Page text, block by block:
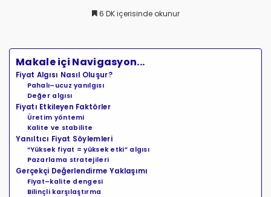
6 DK içerisinde okunur
Makale içi Navigasyon...
Fiyat Algısı Nasıl Oluşur?
Pahalı–ucuz yanılgısı
Değer algısı
Fiyatı Etkileyen Faktörler
Üretim yöntemi
Kalite ve stabilite
Yanıltıcı Fiyat Söylemleri
“Yüksek fiyat = yüksek etki” algısı
Pazarlama stratejileri
Gerçekçi Değerlendirme Yaklaşımı
Fiyat–kalite dengesi
Bilinçli karşılaştırma